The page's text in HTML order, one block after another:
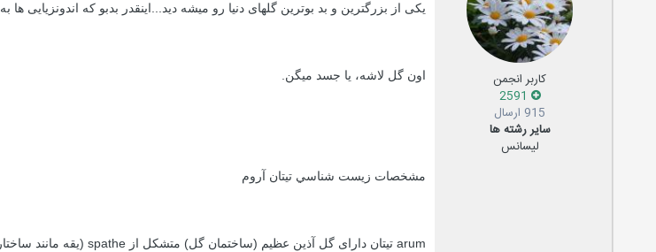
کاربر انجمن
915 ارسال
سایر رشته ها
لیسانس
يكی از بزرگترين و بد بوترين گلهای دنيا رو ميشه ديد...اينقدر بدبو كه اندونزيايی ها به
اون گل لاشه، يا جسد ميگن.
مشخصات زيست شناسي تيتان آروم
arum تیتان دارای گل آذین عظیم (ساختمان گل) متشکل از spathe (یقه مانند ساختار)